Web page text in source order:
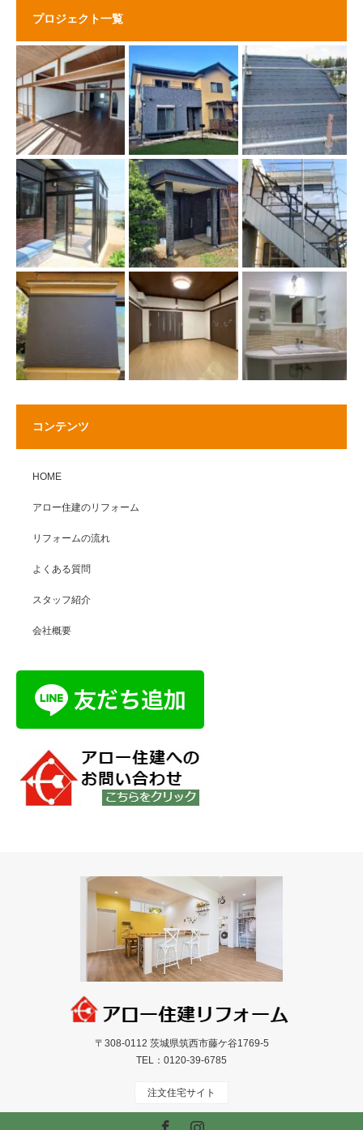
プロジェクト一覧
コンテンツ
HOME
アロー住建のリフォーム
リフォームの流れ
よくある質問
スタッフ紹介
会社概要
〒308-0112 茨城県筑西市藤ケ谷1769-5
TEL： 0120-39-6785
注文住宅サイト